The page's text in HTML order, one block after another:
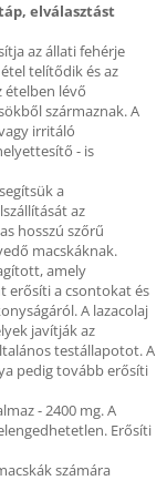
elválasztást
az állati fehérje
telítődik és az
lévő
származnak. A
irritáló
- is
a
az
hosszú szőrű
macskáknak.
amely
erősíti a csontokat és
A lazacolaj
javítják az
testállapotot. A
pedig tovább erősíti
- 2400 mg. A
Erősíti
számára